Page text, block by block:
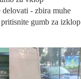
delovati - zbira muhe
gumb za izklop